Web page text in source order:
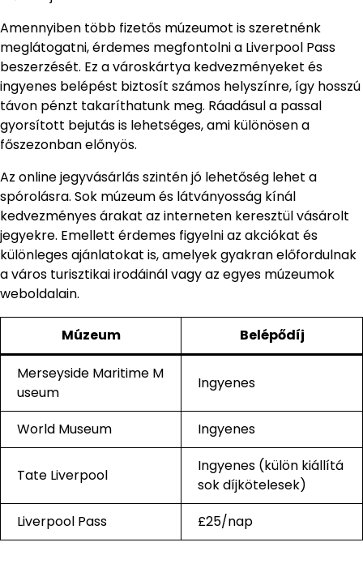
Amennyiben több fizetős múzeumot is szeretnénk
meglátogatni, érdemes megfontolni a Liverpool Pass
beszerzését. Ez a városkártya kedvezményeket és
ingyenes belépést biztosít számos helyszínre, így hosszú
távon pénzt takaríthatunk meg. Ráadásul a passal
gyorsított bejutás is lehetséges, ami különösen a
főszezonban előnyös.
Az online jegyvásárlás szintén jó lehetőség lehet a
spórolásra. Sok múzeum és látványosság kínál
kedvezményes árakat az interneten keresztül vásárolt
jegyekre. Emellett érdemes figyelni az akciókat és
különleges ajánlatokat is, amelyek gyakran előfordulnak
a város turisztikai irodáinál vagy az egyes múzeumok
weboldalain.
Múzeum Belépődíj
Merseyside Maritime M
useum
Ingyenes
World Museum Ingyenes
Tate Liverpool
Ingyenes (külön kiállítá
sok díjkötelesek)
Liverpool Pass
£25/nap